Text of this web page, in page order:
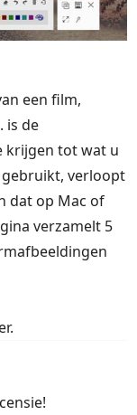
een film,
is de
krijgen tot wat u
verloopt
dat op Mac of
verzamelt 5